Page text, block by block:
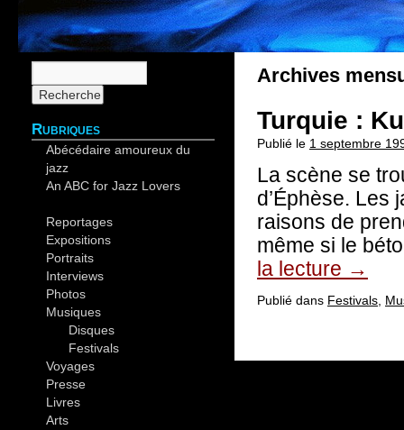
Archives
Turquie :
Publié le 1 septembre
La scène se
d’Éphèse. Les
raisons de
même si le
la lecture →
Publié dans Festivals
Rubriques
Abécédaire amoureux du
jazz(44)
An ABC for Jazz Lovers(30)
Reportages(19)
Expositions(12)
Portraits(14)
Interviews(4)
Photos(37)
Musiques(82)
Disques
Festivals
Voyages(20)
Presse(5)
Livres(9)
Arts(6)